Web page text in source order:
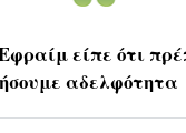
είπε ότι
αδελφότητα